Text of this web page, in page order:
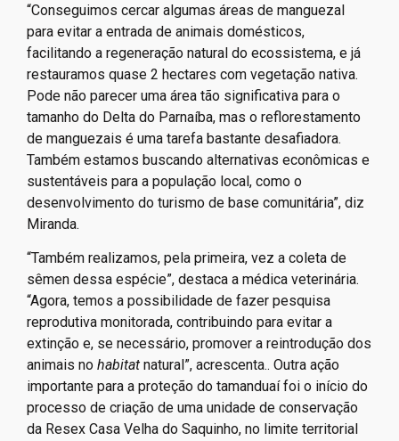
“Conseguimos cercar algumas áreas de manguezal
para evitar a entrada de animais domésticos,
facilitando a regeneração natural do ecossistema, e já
restauramos quase 2 hectares com vegetação nativa.
Pode não parecer uma área tão significativa para o
tamanho do Delta do Parnaíba, mas o reflorestamento
de manguezais é uma tarefa bastante desafiadora.
Também estamos buscando alternativas econômicas e
sustentáveis para a população local, como o
desenvolvimento do turismo de base comunitária”, diz
Miranda.
“Também realizamos, pela primeira, vez a coleta de
sêmen dessa espécie”, destaca a médica veterinária.
“Agora, temos a possibilidade de fazer pesquisa
reprodutiva monitorada, contribuindo para evitar a
extinção e, se necessário, promover a reintrodução dos
animais no habitat natural”, acrescenta.. Outra ação
importante para a proteção do tamanduaí foi o início do
processo de criação de uma unidade de conservação
da Resex Casa Velha do Saquinho, no limite territorial